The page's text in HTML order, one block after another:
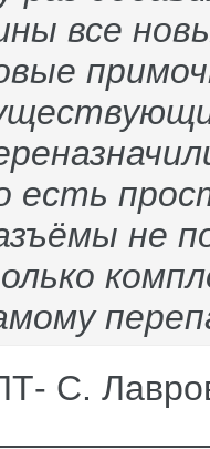
все
есть
не
С.